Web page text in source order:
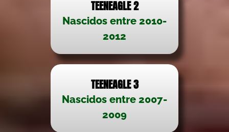
TEENEAGLE 2
Nascidos entre 2010-
2012
TEENEAGLE 3
Nascidos entre 2007-
2009